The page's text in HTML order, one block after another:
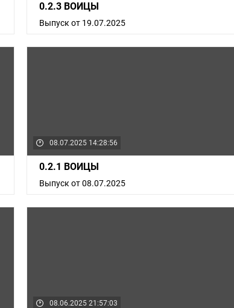
0.2.3 ВОИЦЫ
Выпуск от 19.07.2025
08.07.2025 14:28:56
0.2.1 ВОИЦЫ
Выпуск от 08.07.2025
08.06.2025 21:57:03